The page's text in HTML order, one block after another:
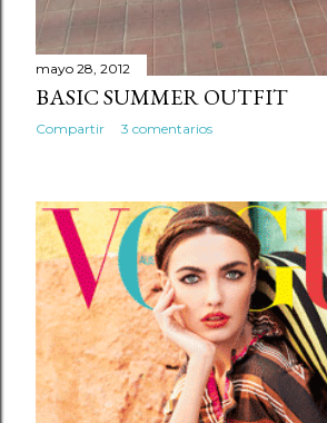
mayo 28, 2012
BASIC SUMMER OUTFIT
Compartir 3 comentarios